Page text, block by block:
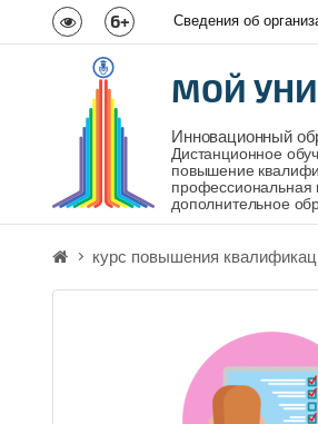
6+ Сведения об
МОЙ
Инновационный
Дистанционное
повышение
профессиональная
дополнительное
курс повышения